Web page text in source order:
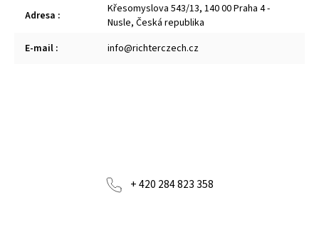
Adresa :
Křesomyslova 543/13, 140 00 Praha 4 -
Nusle, Česká republika
E-mail : info@richterczech.cz
+ 420 284 823 358